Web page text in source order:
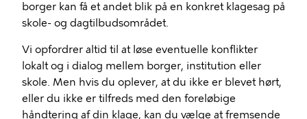
borger kan få et andet blik på en konkret klagesag på
skole- og dagtilbudsområdet.
Vi opfordrer altid til at løse eventuelle konflikter
lokalt og i dialog mellem borger, institution eller
skole. Men hvis du oplever, at du ikke er blevet hørt,
eller du ikke er tilfreds med den foreløbige
håndtering af din klage, kan du vælge at fremsende